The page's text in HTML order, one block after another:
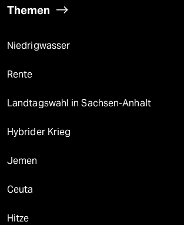
Themen
Niedrigwasser
Rente
Landtagswahl in Sachsen-Anhalt
Hybrider Krieg
Jemen
Ceuta
Hitze